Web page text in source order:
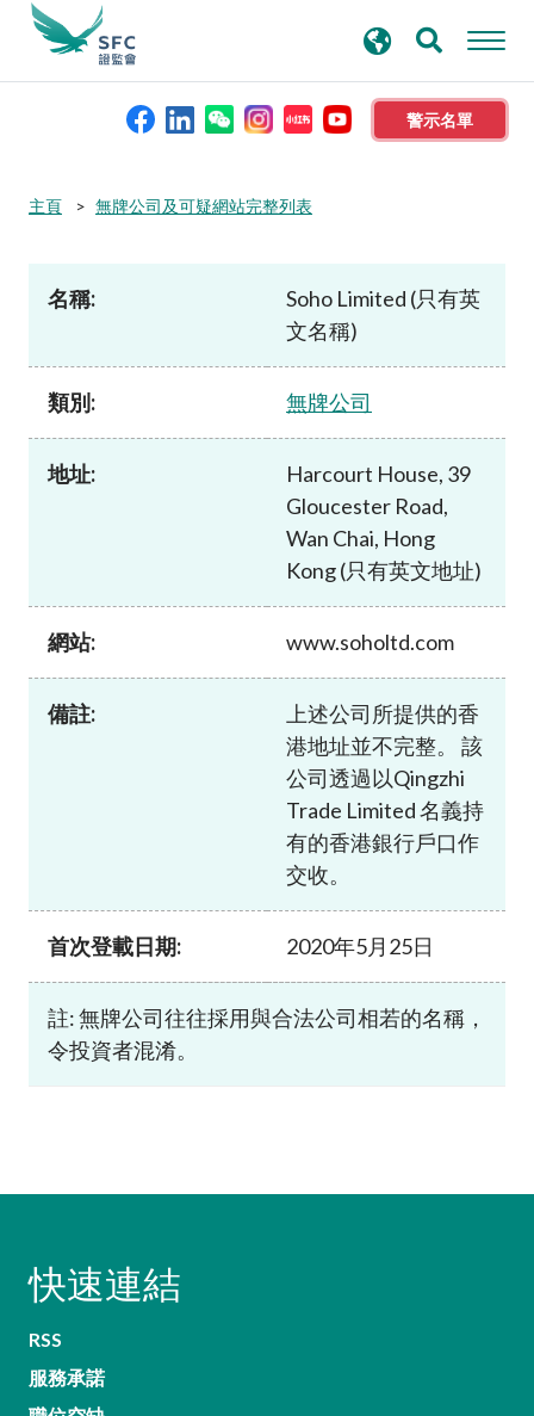
警示名單
本會簡介
資料庫
新聞稿及公布
尋
主頁 無牌公司及可疑網站完整列表
名稱:
Soho Limited (只有英
文名稱)
類別: 無牌公司
地址:
Harcourt House, 39
Gloucester Road,
Wan Chai, Hong
Kong (只有英文地址)
網站: www.soholtd.com
備註:
上述公司所提供的香
港地址並不完整。 該
公司透過以Qingzhi
Trade Limited 名義持
有的香港銀行戶口作
交收。
首次登載日期: 2020年5月25日
註: 無牌公司往往採用與合法公司相若的名稱，
令投資者混淆。
快速連結
RSS
服務承諾